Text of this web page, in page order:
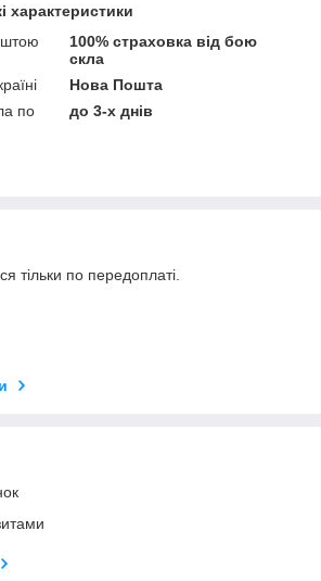
характеристики
100% страховка від бою
скла
Нова Пошта
по
до 3-х днів
тільки по передоплаті.